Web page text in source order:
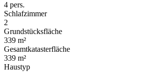
4 pers.
Schlafzimmer
2
Grundstücksfläche
339 m²
Gesamtkatasterfläche
339 m²
Haustyp